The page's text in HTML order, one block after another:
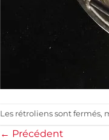
Les rétroliens sont fermés,
← Précédent